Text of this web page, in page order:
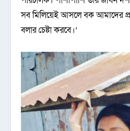
সব মিলিয়েই আসলে বক আমাদের
বলার চেষ্টা করবে।’